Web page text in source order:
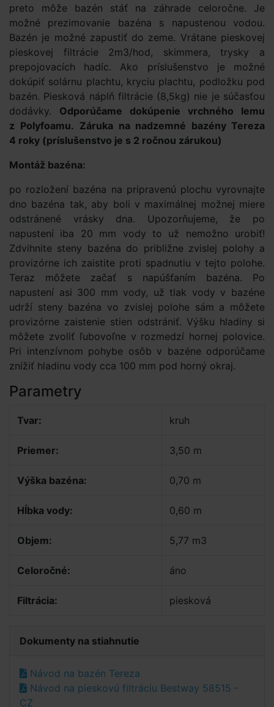
preto môže bazén stáť na záhrade celoročne. Je
možné prezimovanie bazéna s napustenou vodou.
Bazén je možné zapustiť do zeme. Vrátane pieskovej
pieskovej filtrácie 2m3/hod, skimmera, trysky a
prepojovacích hadíc. Ako príslušenstvo je možné
dokúpiť solárnu plachtu, kryciu plachtu, podložku pod
bazén. Piesková náplň filtrácie (8,5kg) nie je súčasťou
dodávky. Odporúčame dokúpenie vrchného lemu
z Polyfoamu. Záruka na nadzemné bazény Tereza
4 roky (príslušenstvo je s 2 ročnou zárukou)
Montáž bazéna:
po rozložení bazéna na pripravenú plochu vyrovnajte
dno bazéna tak, aby boli v maximálnej možnej miere
odstránené vrásky dna. Upozorňujeme, že po
napustení iba 20 mm vody to už nemožno urobiť!
Zdvihnite steny bazéna do približne zvislej polohy a
provizórne ich zaistite proti spadnutiu v tejto polohe.
Teraz môžete začať s napúšťaním bazéna. Po
napustení asi 300 mm vody, už tlak vody v bazéne
udrží steny bazéna vo zvislej polohe sám a môžete
provizórne zaistenie stien odstrániť. Výšku hladiny si
môžete zvoliť ľubovoľne v rozmedzí hornej polovice.
Pri intenzívnom pohybe osôb v bazéne odporúčame
znížiť hladinu vody cca 100 mm pod horný okraj.
Parametry
Tvar: kruh
Priemer: 3,50 m
Výška bazéna: 0,70 m
Hĺbka vody: 0,60 m
Objem: 5,77 m3
Celoročné: áno
Filtrácia: piesková
Dokumenty na stiahnutie
Návod na bazén Tereza
Návod na pieskovú filtráciu Bestway 58515 -
CZ